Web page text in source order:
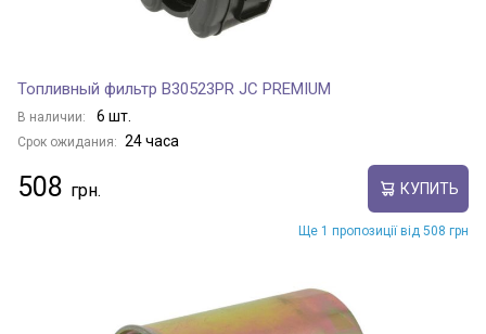
Топливный фильтр B30523PR JC PREMIUM
В наличии: 6 шт.
Срок ожидания: 24 часа
508 КУПИТЬ
Ще 1 пропозиції від 508 грн